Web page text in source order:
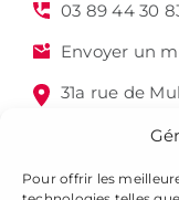
Pour offrir les
03 89 44 30
Envoyer un
31a rue de